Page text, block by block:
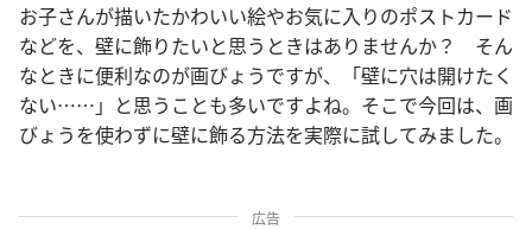
お子さんが描いたかわいい絵やお気に入りのポストカード
などを、壁に飾りたいと思うときはありませんか？ そん
なときに便利なのが画びょうですが、「壁に穴は開けたく
ない……」と思うことも多いですよね。そこで今回は、画
びょうを使わずに壁に飾る方法を実際に試してみました。
広告